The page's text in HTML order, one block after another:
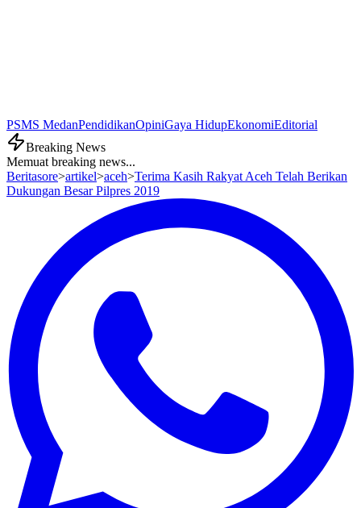
PSMS MedanPendidikanOpiniGaya HidupEkonomiEditorial
Breaking News
Memuat breaking news...
Beritasore>artikel>aceh>Terima Kasih Rakyat Aceh Telah Berikan
Dukungan Besar Pilpres 2019